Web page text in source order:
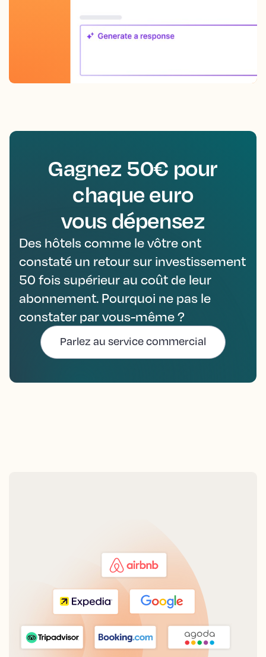
Gagnez 50€ pour
chaque euro
vous dépensez
Des hôtels comme le vôtre ont
constaté un retour sur investissement
50 fois supérieur au coût de leur
abonnement. Pourquoi ne pas le
constater par vous-même ?
Parlez au service commercial